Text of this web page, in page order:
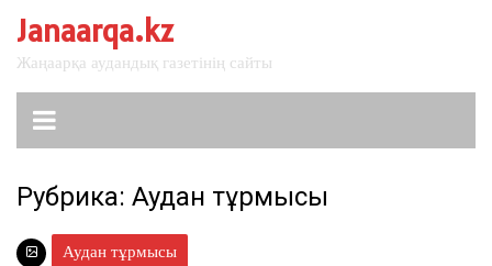
содержанию
Janaarqa.kz
Жаңаарқа аудандық газетінің сайты
Рубрика: Аудан тұрмысы
Аудан тұрмысы